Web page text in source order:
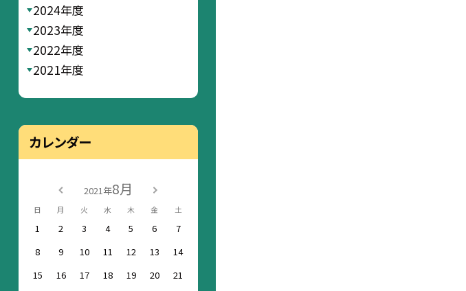
2024年度
2023年度
2022年度
2021年度
カレンダー
2021年8月
日 月 火 水 木 金 土
1 2 3 4 5 6
7
8
9 10 11 12 13
14
15
16 17 18 19 20
21